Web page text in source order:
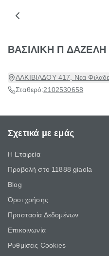
ΒΑΣΙΛΙΚΗ Π ΔΑΖΕΛΗ
ΑΛΚΙΒΙΑΔΟΥ 417, Νεα
Σταθερό:2102530658
Σχετικά με εμάς
Η Εταιρεία
Προβολή στο 11888 giaola
Blog
Όροι χρήσης
Προστασία Δεδομένων
Επικοινωνία
Ρυθμίσεις Cookies